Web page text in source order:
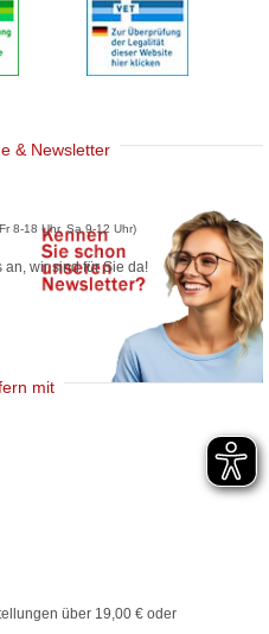
& Newsletter
8-18 Uhr, Sa 9-12 Uhr)
an, wir sind für Sie da!
mit
über 19,00 € oder